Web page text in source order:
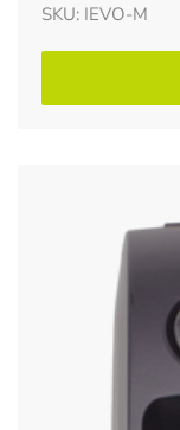
SKU: IEVO-M